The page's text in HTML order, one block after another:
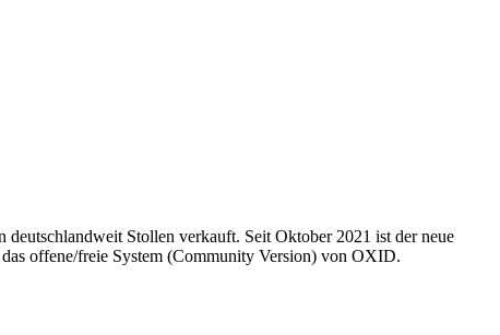
Stollen verkauft. Seit Oktober 2021 ist der neue
offene/freie System (Community Version) von OXID.